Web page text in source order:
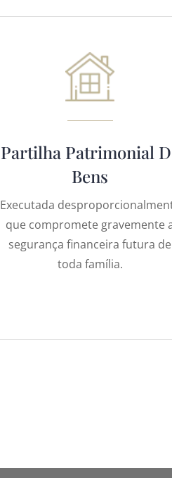
Partilha Patrimonial
Bens
Executada
que compromete gravemente
segurança financeira futura de
toda família.